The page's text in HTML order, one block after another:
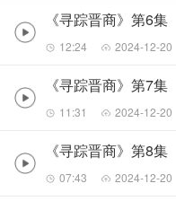
《寻踪晋商》第6集
12:24 2024-12-20
《寻踪晋商》第7集
11:31 2024-12-20
《寻踪晋商》第8集
07:43 2024-12-20